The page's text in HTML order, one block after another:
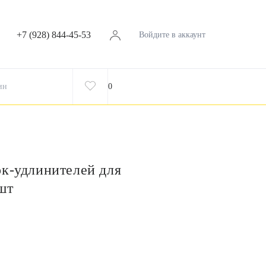
+7 (928) 844-45-53 Войдите в аккаунт
0
удлинителей для